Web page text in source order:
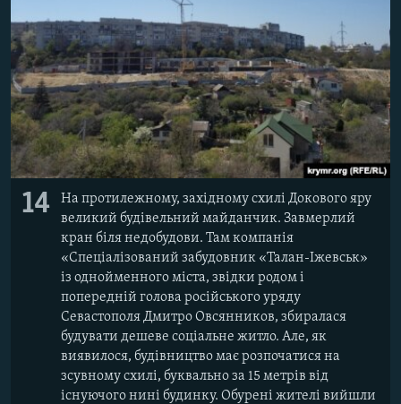
14
На протилежному, західному схилі Докового яру
великий будівельний майданчик. Завмерлий
кран біля недобудови. Там компанія
«Спеціалізований забудовник «Талан-Іжевськ»
із однойменного міста, звідки родом і
попередній голова російського уряду
Севастополя Дмитро Овсянников, збиралася
будувати дешеве соціальне житло. Але, як
виявилося, будівництво має розпочатися на
зсувному схилі, буквально за 15 метрів від
існуючого нині будинку. Обурені жителі вийшли